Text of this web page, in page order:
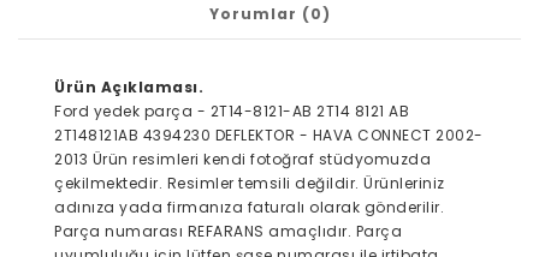
Yorumlar (0)
Ürün Açıklaması.
Ford yedek parça - 2T14-8121-AB 2T14 8121 AB
2T148121AB 4394230 DEFLEKTOR - HAVA CONNECT 2002-
2013 Ürün resimleri kendi fotoğraf stüdyomuzda
çekilmektedir. Resimler temsili değildir. Ürünleriniz
adınıza yada firmanıza faturalı olarak gönderilir.
Parça numarası REFARANS amaçlıdır. Parça